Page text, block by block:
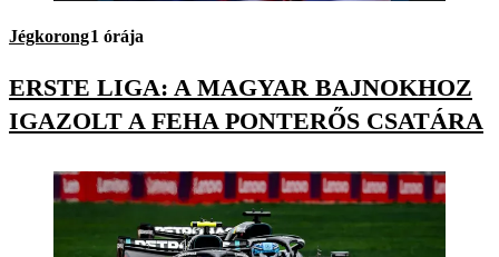
Jégkorong1 órája
ERSTE LIGA: A MAGYAR BAJNOKHOZ
IGAZOLT A FEHA PONTERŐS CSATÁRA